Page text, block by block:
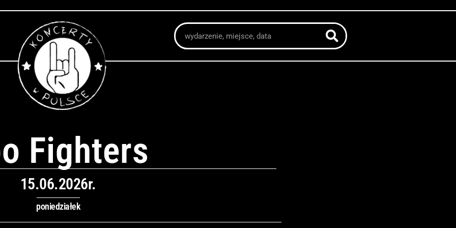
Szukaj
Fighters
15.06.2026r.
poniedziałek